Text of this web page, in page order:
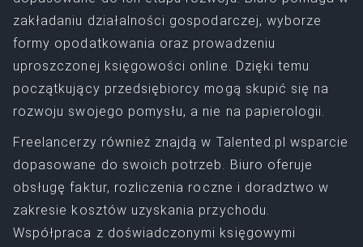
zakładaniu działalności gospodarczej, wyborze
formy opodatkowania oraz prowadzeniu
uproszczonej księgowości online. Dzięki temu
początkujący przedsiębiorcy mogą skupić się na
rozwoju swojego pomysłu, a nie na papierologii.
Freelancerzy również znajdą w Talented.pl wsparcie
dopasowane do swoich potrzeb. Biuro oferuje
obsługę faktur, rozliczenia roczne i doradztwo w
zakresie kosztów uzyskania przychodu.
Współpraca z doświadczonymi księgowymi